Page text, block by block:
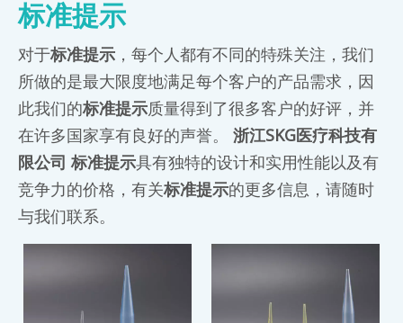
标准提示
对于标准提示 ，每个人都有不同的特殊关注，我们
所做的是最大限度地满足每个客户的产品需求，因
此我们的标准提示质量得到了很多客户的好评，并
在许多国家享有良好的声誉。 浙江SKG医疗科技有
限公司 标准提示具有独特的设计和实用性能以及有
竞争力的价格，有关标准提示的更多信息，请随时
与我们联系。